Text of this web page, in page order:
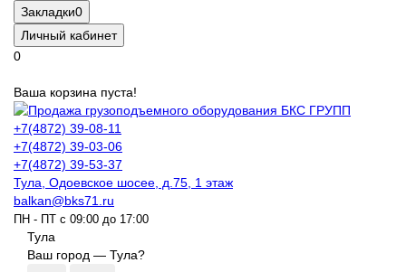
Закладки0
Личный кабинет
0
Ваша корзина пуста!
+7(4872) 39-08-11
+7(4872) 39-03-06
+7(4872) 39-53-37
Тула, Одоевское шосее, д.75, 1 этаж
balkan@bks71.ru
ПН - ПТ с 09:00 до 17:00
Тула
Ваш город — Тула?